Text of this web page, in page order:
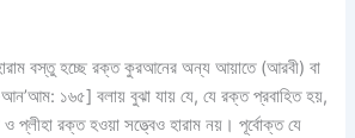
বস্তু হচ্ছে রক্ত কুরআনের অন্য আয়াতে (আরবী) বা
১৬৫] বলায় বুঝা যায় যে, যে রক্ত প্রবাহিত হয়,
প্লীহা রক্ত হওয়া সত্ত্বেও হারাম নয়। পূর্বোক্ত যে